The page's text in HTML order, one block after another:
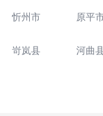
忻州市 原平
岢岚县 河曲